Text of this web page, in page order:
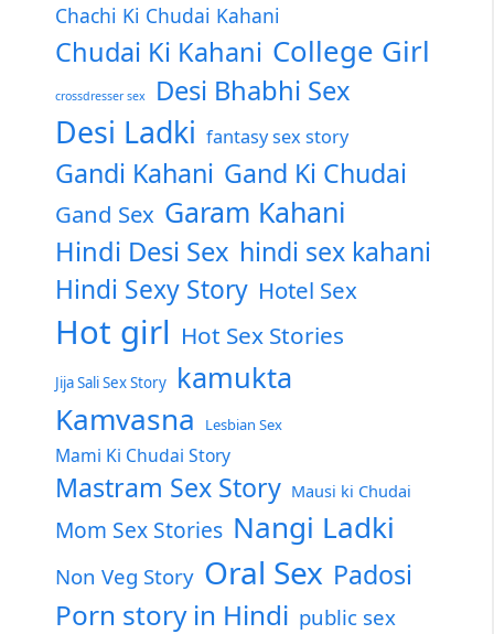
Chachi Ki Chudai Kahani
Chudai Ki Kahani College Girl
crossdresser sex Desi Bhabhi Sex
Desi Ladki fantasy sex story
Gandi Kahani Gand Ki Chudai
Gand Sex Garam Kahani
Hindi Desi Sex hindi sex kahani
Hindi Sexy Story Hotel Sex
Hot girl Hot Sex Stories
Jija Sali Sex Story kamukta
Kamvasna Lesbian Sex
Mami Ki Chudai Story
Mastram Sex Story Mausi ki Chudai
Mom Sex Stories Nangi Ladki
Non Veg Story Oral Sex Padosi
Porn story in Hindi public sex